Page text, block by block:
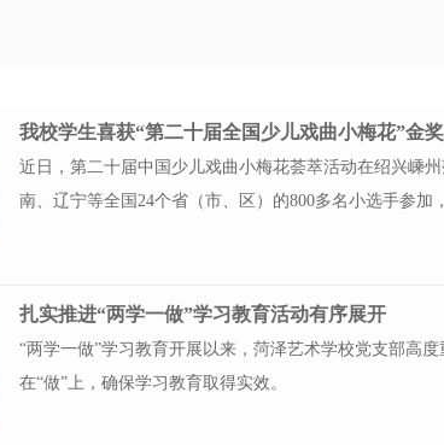
我校学生喜获“第二十届全国少儿戏曲小梅花”金奖
近日，第二十届中国少儿戏曲小梅花荟萃活动在绍兴嵊
南、辽宁等全国24个省（市、区）的800多名小选手参加
扎实推进“两学一做”学习教育活动有序展开
“两学一做”学习教育开展以来，菏泽艺术学校党支部高
在“做”上，确保学习教育取得实效。